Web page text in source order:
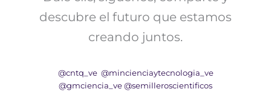
descubre el futuro que estamos
creando juntos.
@cntq_ve @mincienciaytecnologia_ve
@gmciencia_ve @semilleroscientificos